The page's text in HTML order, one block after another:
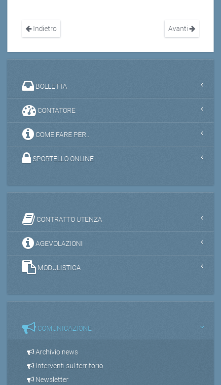
Indietro Avanti
BOLLETTA
CONTATORE
COME FARE PER...
SPORTELLO ONLINE
CONTRATTO UTENZA
AGEVOLAZIONI
MODULISTICA
COMUNICAZIONE
Archivio news
Interventi sul territorio
Newsletter